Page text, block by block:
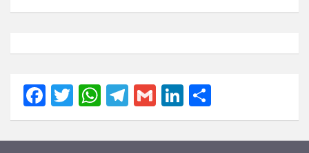
F
a
ce
T
wi
tt
W
h
at
T
el
e
G
m
ail
Li
n
ke
h
ar